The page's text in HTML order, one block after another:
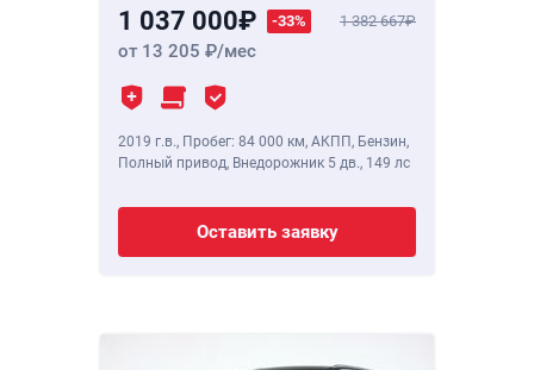
1 037 000 -33% 1 382 667
от 13 205 /мес
2019 г.в., Пробег: 84 000 км, АКПП, Бензин,
Полный привод, Внедорожник 5 дв., 149 лс
Оставить заявку